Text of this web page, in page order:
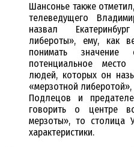
Шансонье также
телеведущего
назвал
либероты», ему, как
понимать
потенциальное
людей, которых он
«мерзотной либеротой»,
Подлецов и
говорить о центре
мерзоты», то столица
характеристики.